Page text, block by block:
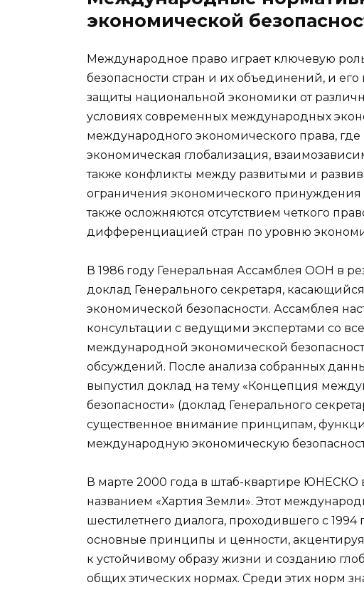
экономической
Международное право играет ключевую
безопасности стран и их объединений, и
защиты национальной экономики от
условиях современных международных
международного экономического права,
экономическая глобализация,
также конфликты между развитыми и
ограничения экономического
также осложняются отсутствием четкого
дифференциацией стран по уровню
В 1986 году Генеральная Ассамблея ООН в
доклад Генерального секретаря,
экономической безопасности. Ассамблея
консультации с ведущими экспертами со
международной экономической
обсуждений. После анализа собранных
выпустил доклад на тему «Концепция
безопасности» (доклад Генерального
существенное внимание принципам,
международную экономическую
В марте 2000 года в штаб-квартире
названием «Хартия Земли». Этот
шестилетнего диалога, проходившего с
основные принципы и ценности,
к устойчивому образу жизни и созданию
общих этических нормах. Среди этих норм